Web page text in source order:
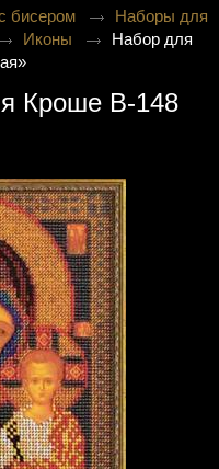
бисером
Наборы для
Иконы
Набор для
Кроше В-148